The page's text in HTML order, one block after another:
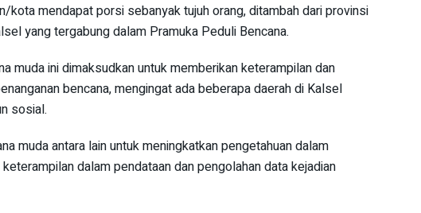
kota mendapat porsi sebanyak tujuh orang, ditambah dari provinsi
yang tergabung dalam Pramuka Peduli Bencana.
muda ini dimaksudkan untuk memberikan keterampilan dan
bencana, mengingat ada beberapa daerah di Kalsel
sosial.
muda antara lain untuk meningkatkan pengetahuan dalam
dalam pendataan dan pengolahan data kejadian